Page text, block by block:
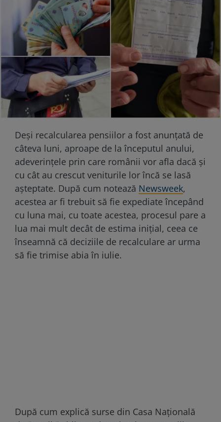
Deși recalcularea pensiilor a fost anunțată de
câteva luni, aproape de la începutul anului,
adeverințele prin care românii vor afla dacă și
cu cât au crescut veniturile lor încă se lasă
așteptate. După cum notează Newsweek,
acestea ar fi trebuit să fie expediate începând
cu luna mai, cu toate acestea, procesul pare a
lua mai mult decât de estima inițial, ceea ce
înseamnă că deciziile de recalculare ar urma
să fie trimise abia în iulie.
După cum explică surse din Casa Națională